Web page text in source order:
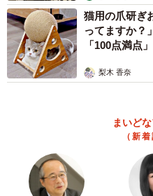
猫用の爪研ぎ
ってますか？
「100点満点
梨木 香奈
まいど
（新